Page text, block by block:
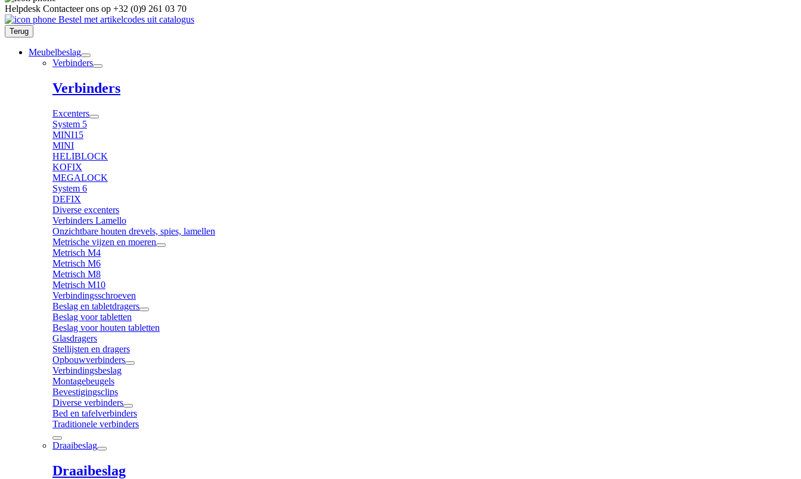
Helpdesk Contacteer ons op +32 (0)9 261 03 70
Bestel met artikelcodes uit catalogus
Terug
Meubelbeslag
Verbinders
Verbinders
Excenters
System 5
MINI15
MINI
HELIBLOCK
KOFIX
MEGALOCK
System 6
DEFIX
Diverse excenters
Verbinders Lamello
Onzichtbare houten drevels, spies, lamellen
Metrische vijzen en moeren
Metrisch M4
Metrisch M6
Metrisch M8
Metrisch M10
Verbindingsschroeven
Beslag en tabletdragers
Beslag voor tabletten
Beslag voor houten tabletten
Glasdragers
Stellijsten en dragers
Opbouwverbinders
Verbindingsbeslag
Montagebeugels
Bevestigingsclips
Diverse verbinders
Bed en tafelverbinders
Traditionele verbinders
Draaibeslag
Draaibeslag